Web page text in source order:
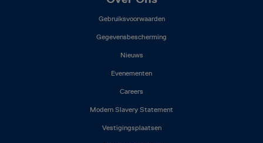
Gebruiksvoorwaarden
Gegevensbescherming
Nieuws
Evenementen
Careers
Modern Slavery Statement
Vestigingsplaatsen